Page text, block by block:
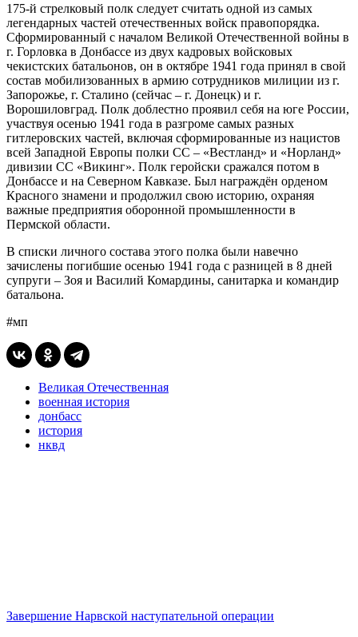
175-й стрелковый полк следует считать одной из самых
легендарных частей отечественных войск правопорядка.
Сформированный с началом Великой Отечественной войны в
г. Горловка в Донбассе из двух кадровых войсковых
чекистских батальонов, он в октябре 1941 года принял в свой
состав мобилизованных в армию сотрудников милиции из г.
Запорожье, г. Сталино (сейчас – г. Донецк) и г.
Ворошиловград. Полк доблестно проявил себя на юге России,
участвуя осенью 1941 года в разгроме самых разных
гитлеровских частей, включая сформированные из нацистов
всей Западной Европы полки СС – «Вестланд» и «Норланд»
дивизии СС «Викинг». Полк геройски сражался потом в
Донбассе и на Северном Кавказе. Был награждён орденом
Красного знамени и продолжил свою историю, охраняя
важные предприятия оборонной промышленности в
Пермской области.
В списки личного состава этого полка были навечно
зачислены погибшие осенью 1941 года с разницей в 8 дней
супруги – Зоя и Василий Комардины, санитарка и командир
батальона.
#мп
Великая Отечественная
военная история
донбасс
история
нквд
Завершение Нарвской наступательной операции